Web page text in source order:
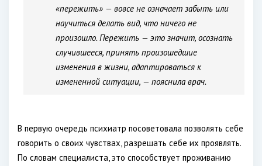
«пережить» — вовсе не означает забыть или
научиться делать вид, что ничего не
произошло. Пережить — это значит, осознать
случившееся, принять произошедшие
изменения в жизни, адаптироваться к
измененной ситуации, — пояснила врач.
В первую очередь психиатр посоветовала позволять себе
говорить о своих чувствах, разрешать себе их проявлять.
По словам специалиста, это способствует проживанию